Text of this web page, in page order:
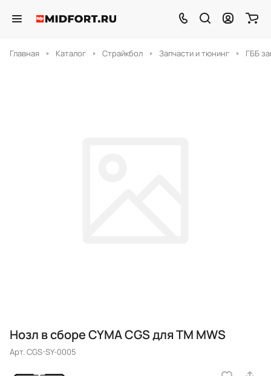
Главная Каталог Страйкбол Запчасти и тюнинг ГББ
Нозл в сборе CYMA CGS для TM MWS
Арт.CGS-SY-0005